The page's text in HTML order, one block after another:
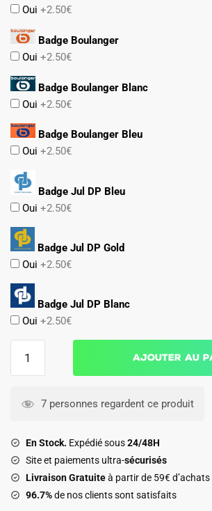
Oui +2.50€
Badge Boulanger
Oui +2.50€
Badge Boulanger Blanc
Oui +2.50€
Badge Boulanger Bleu
Oui +2.50€
Badge Jul DP Bleu
Oui +2.50€
Badge Jul DP Gold
Oui +2.50€
Badge Jul DP Blanc
Oui +2.50€
Match
2026
2027
Ajouter au
7 personnes regardent ce produit
En Stock. Expédié sous24/48H
Site et paiements ultra-sécurisés
Livraison Gratuiteà partir de 59€ d’achats
96.7%de nos clients sont satisfaits